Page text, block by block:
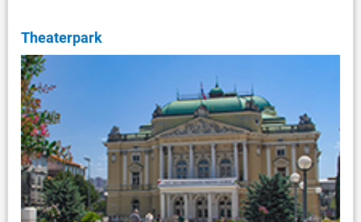
Theaterpark